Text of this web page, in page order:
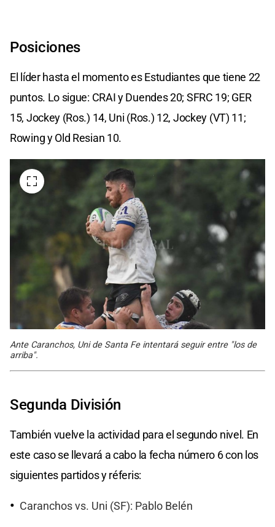
Posiciones
El líder hasta el momento es Estudiantes que tiene 22
puntos. Lo sigue: CRAI y Duendes 20; SFRC 19; GER
15, Jockey (Ros.) 14, Uni (Ros.) 12, Jockey (VT) 11;
Rowing y Old Resian 10.
Ante Caranchos, Uni de Santa Fe intentará seguir entre "los de
arriba".
Segunda División
También vuelve la actividad para el segundo nivel. En
este caso se llevará a cabo la fecha número 6 con los
siguientes partidos y réferis:
Caranchos vs. Uni (SF): Pablo Belén